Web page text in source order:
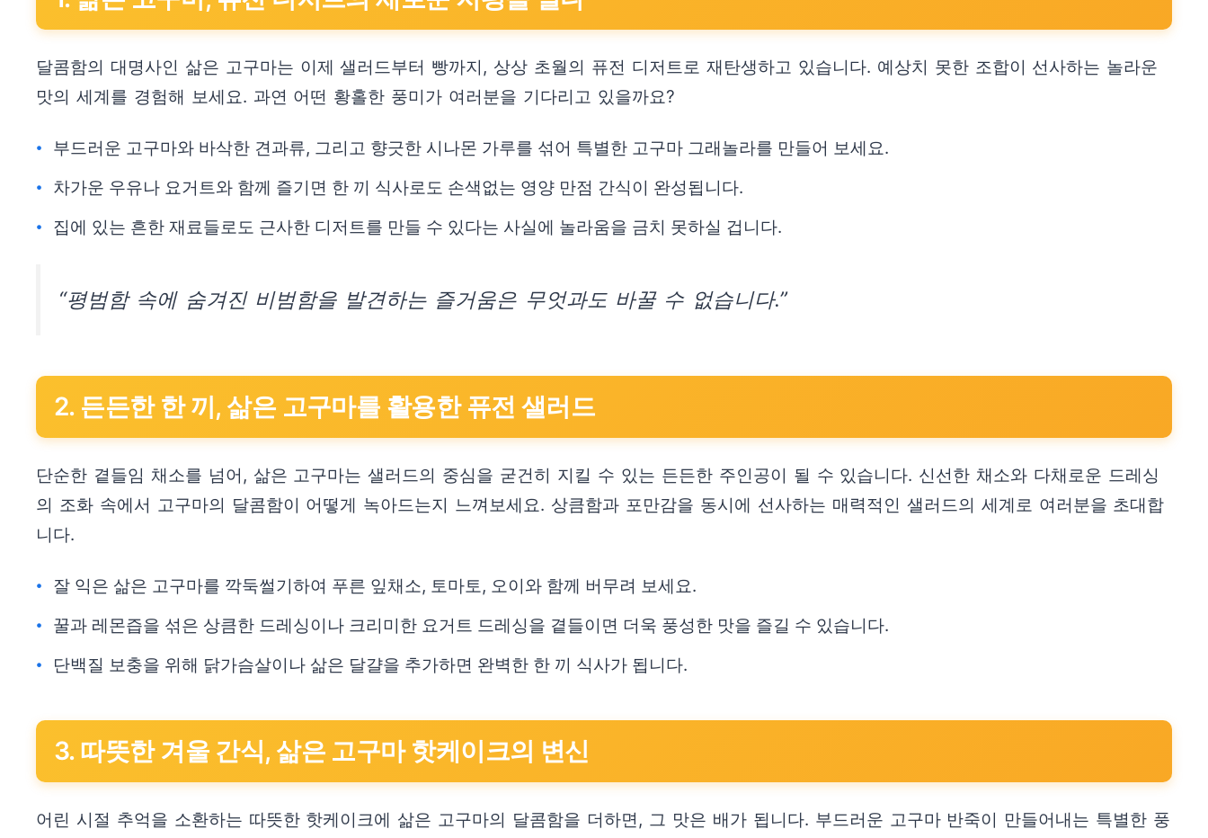
달콤함의 대명사인 삶은 고구마는 이제 샐러드부터 빵까지, 상상 초월의 퓨전 디저트로 재탄생하고 있습니다. 예상치 못한 조합이 선사하는 놀라운
맛의 세계를 경험해 보세요. 과연 어떤 황홀한 풍미가 여러분을 기다리고 있을까요?
부드러운 고구마와 바삭한 견과류, 그리고 향긋한 시나몬 가루를 섞어 특별한 고구마 그래놀라를 만들어 보세요.
차가운 우유나 요거트와 함께 즐기면 한 끼 식사로도 손색없는 영양 만점 간식이 완성됩니다.
집에 있는 흔한 재료들로도 근사한 디저트를 만들 수 있다는 사실에 놀라움을 금치 못하실 겁니다.
“평범함 속에 숨겨진 비범함을 발견하는 즐거움은 무엇과도 바꿀 수 없습니다.”
2. 든든한 한 끼, 삶은 고구마를 활용한 퓨전 샐러드
단순한 곁들임 채소를 넘어, 삶은 고구마는 샐러드의 중심을 굳건히 지킬 수 있는 든든한 주인공이 될 수 있습니다. 신선한 채소와 다채로운 드레싱
의 조화 속에서 고구마의 달콤함이 어떻게 녹아드는지 느껴보세요. 상큼함과 포만감을 동시에 선사하는 매력적인 샐러드의 세계로 여러분을 초대합
니다.
잘 익은 삶은 고구마를 깍둑썰기하여 푸른 잎채소, 토마토, 오이와 함께 버무려 보세요.
꿀과 레몬즙을 섞은 상큼한 드레싱이나 크리미한 요거트 드레싱을 곁들이면 더욱 풍성한 맛을 즐길 수 있습니다.
단백질 보충을 위해 닭가슴살이나 삶은 달걀을 추가하면 완벽한 한 끼 식사가 됩니다.
3. 따뜻한 겨울 간식, 삶은 고구마 핫케이크의 변신
어린 시절 추억을 소환하는 따뜻한 핫케이크에 삶은 고구마의 달콤함을 더하면, 그 맛은 배가 됩니다. 부드러운 고구마 반죽이 만들어내는 특별한 풍